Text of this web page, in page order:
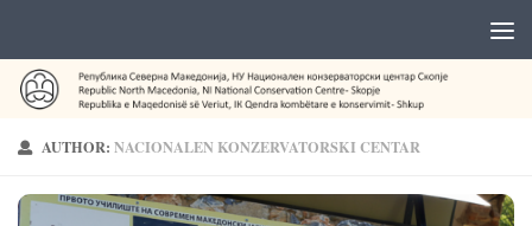
AUTHOR:NACIONALEN KONZERVATORSKI CENTAR